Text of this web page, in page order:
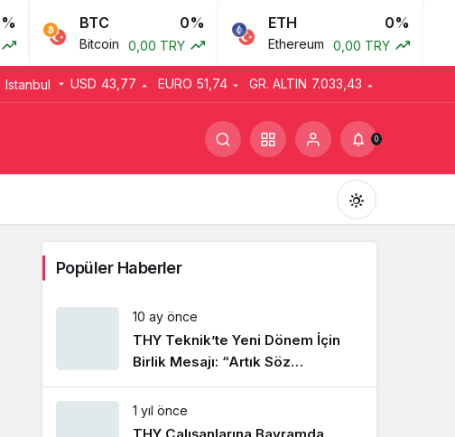
BTC 0%
Bitcoin 0,00 TRY
ETH 0%
Ethereum 0,00 TRY
Istanbul USD 43,77 EURO 51,74 GR. ALTIN 7.033,43
0
Gündüz Modu
Gündüz modunu seçin.
Gece Modu
Gece modunu seçin.
Popüler Haberler
10 ay önce
THY Teknik’te Yeni Dönem İçin
Birlik Mesajı: “Artık Söz
Emekçinin”
1 yıl önce